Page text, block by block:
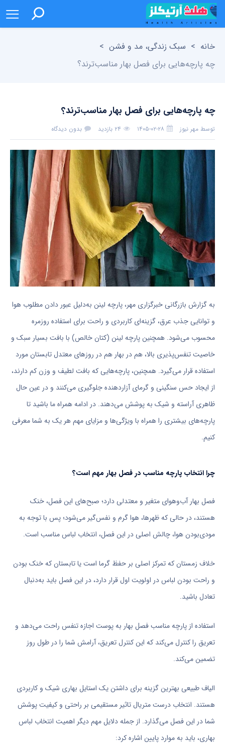
خانه > سبک زندگی، مد و فشن >
چه پارچه‌هایی برای فصل بهار مناسب‌ترند؟
چه پارچه‌هایی برای فصل بهار مناسب‌ترند؟
توسط مهر نیوز ۱۴۰۵-۰۲-۲۸ ۲۴ بازدید بدون دیدگاه
به گزارش بازرگانیخبرگزاری مهر،پارچه لینن به‌دلیل عبور دادن مطلوب هوا
و توانایی جذب عرق، گزینه‌ای کاربردی و راحت برای استفاده روزمره
محسوب می‌شود. همچنین پارچه لینن (کتان خالص) با بافت بسیار سبک و
خاصیت تنفس‌پذیری بالا، هم در بهار هم در روزهای معتدل تابستان مورد
استفاده قرار می‌گیرد. همچنین، پارچه‌هایی که بافت لطیف و وزن کم دارند،
از ایجاد حس سنگینی و گرمای آزاردهنده جلوگیری می‌کنند و در عین حال
ظاهری آراسته و شیک به پوشش می‌دهند. در ادامه همراه ما باشید تا
پارچه‌های بیشتری را همراه با ویژگی‌ها و مزایای مهم هر یک به شما معرفی
کنیم.
چرا انتخاب پارچه مناسب در فصل بهار مهم است؟
فصل بهار آب‌وهوای متغیر و معتدلی دارد؛ صبح‌های این فصل، خنک
هستند، در حالی که ظهرها، هوا گرم و نفس‌گیر می‌شود؛ پس با توجه به
مودی‌بودن هوا، چالش اصلی در این فصل، انتخاب لباس مناسب است.
خلاف زمستان که تمرکز اصلی بر حفظ گرما است یا تابستان که خنک بودن
و راحت بودن لباس در اولویت اول قرار دارد، در این فصل باید به‌دنبال
تعادل باشید.
استفاده از پارچه مناسب فصل بهار به پوست اجازه تنفس راحت می‌دهد و
تعریق را کنترل می‌کند که این کنترل تعریق، آرامش شما را در طول روز
تضمین می‌کند.
الیاف طبیعی بهترین گزینه برای داشتن یک استایل بهاری شیک و کاربردی
هستند. انتخاب درست متریال تاثیر مستقیمی بر راحتی و کیفیت پوشش
شما در این فصل می‌گذارد. از جمله دلایل مهم دیگر اهمیت انتخاب لباس
بهاری، باید به موارد پایین اشاره کرد: